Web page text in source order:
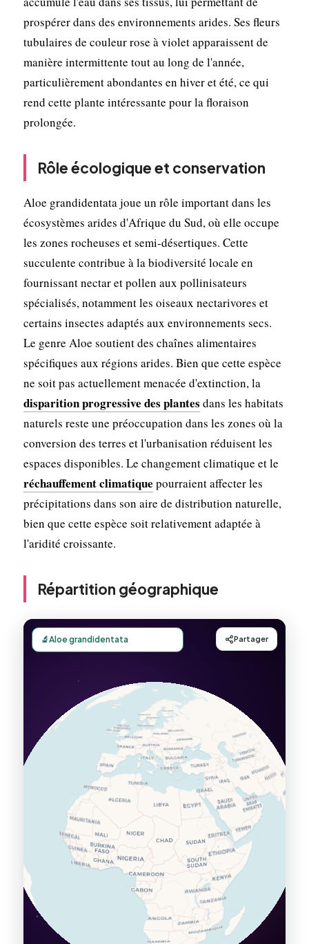
prospérer dans des environnements arides. Ses fleurs
tubulaires de couleur rose à violet apparaissent de
manière intermittente tout au long de l'année,
particulièrement abondantes en hiver et été, ce qui
rend cette plante intéressante pour la floraison
prolongée.
Rôle écologique et conservation
Aloe grandidentata joue un rôle important dans les
écosystèmes arides d'Afrique du Sud, où elle occupe
les zones rocheuses et semi-désertiques. Cette
succulente contribue à la biodiversité locale en
fournissant nectar et pollen aux pollinisateurs
spécialisés, notamment les oiseaux nectarivores et
certains insectes adaptés aux environnements secs.
Le genre Aloe soutient des chaînes alimentaires
spécifiques aux régions arides. Bien que cette espèce
ne soit pas actuellement menacée d'extinction, la
disparition progressive des plantes dans les habitats
naturels reste une préoccupation dans les zones où la
conversion des terres et l'urbanisation réduisent les
espaces disponibles. Le changement climatique et le
réchauffement climatique pourraient affecter les
précipitations dans son aire de distribution naturelle,
bien que cette espèce soit relativement adaptée à
l'aridité croissante.
Répartition géographique